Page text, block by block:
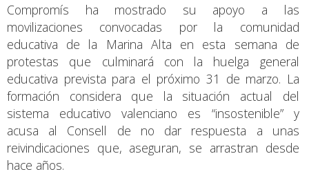
Compromís ha mostrado su apoyo a las
movilizaciones convocadas por la comunidad
educativa de la Marina Alta en esta semana de
protestas que culminará con la huelga general
educativa prevista para el próximo 31 de marzo. La
formación considera que la situación actual del
sistema educativo valenciano es “insostenible” y
acusa al Consell de no dar respuesta a unas
reivindicaciones que, aseguran, se arrastran desde
hace años.